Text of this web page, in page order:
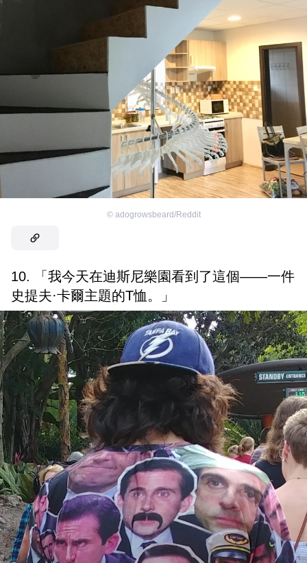
© adogrowsbeard/Reddit
10. 「我今天在迪斯尼樂園看到了這個——一件
史提夫·卡爾主題的T恤。」